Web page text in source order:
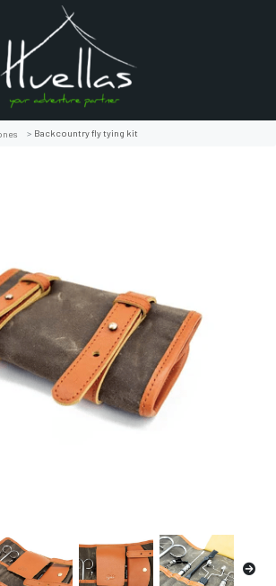
Backcountry fly tying kit